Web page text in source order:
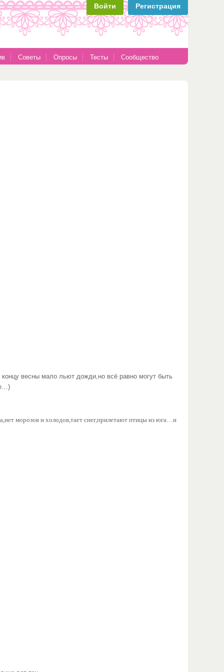
Войти Регистрация
Советы Опросы Тесты Сообщество
весны мало льют дожди,но всё равно могут быть
морозов и холодов,тает снег,прилетают птицы из юга…и